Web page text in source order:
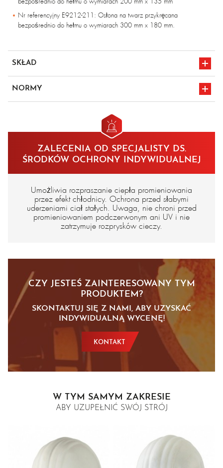
Nr referencyjny E9212-211: Osłona na twarz przykręcana
bezpośrednio do hełmu o wymiarach 300 mm x 180 mm.
SKŁAD
NORMY
ZALECENIA OD SPECJALISTY DS.
ŚRODKÓW OCHRONY INDYWIDUALNEJ
Umożliwia rozpraszanie ciepła promieniowania
przez efekt chłodnicy. Ochrona przed słabymi
uderzeniami ciał stałych. Uwaga, nie chroni przed
promieniowaniem podczerwonym ani UV i nie
zatrzymuje rozprysków cieczy.
CZY JESTEŚ ZAINTERESOWANY TYM
PRODUKTEM?
SKONTAKTUJ SIĘ Z NAMI, ABY UZYSKAĆ
INDYWIDUALNĄ WYCENĘ!
KONTAKT
W TYM SAMYM ZAKRESIE
ABY UZUPEŁNIĆ SWÓJ STRÓJ